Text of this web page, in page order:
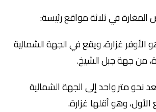
المغارة في ثلاثة مواقع رئيسة:
الأوفر غزارة، ويقع في الجهة الشمالية
من جهة جبل الشيخ.
نحو متر واحد إلى الجهة الشمالية
الأول، وهو أقلها غزارة.